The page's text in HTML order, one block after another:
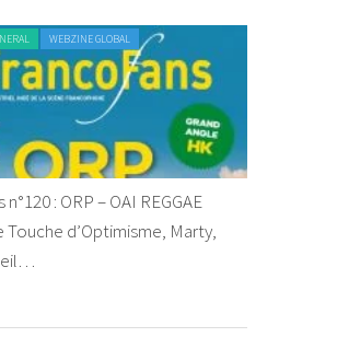
WEBZINE GLOBAL
: ORP – OAI REGGAE
Touche d’Optimisme, Marty,